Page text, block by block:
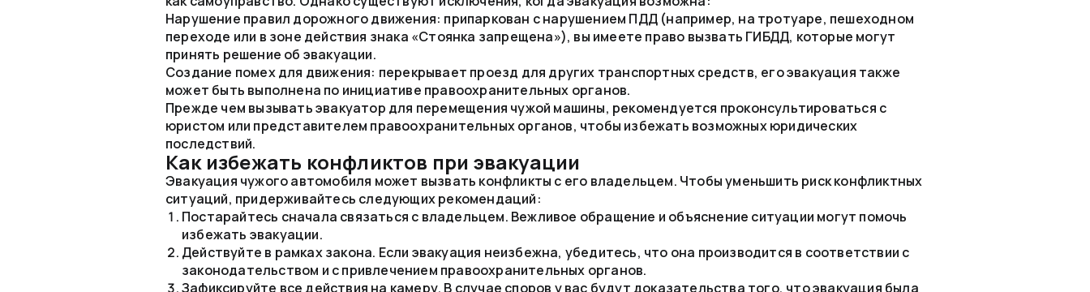
Нарушение правил дорожного движения: припаркован с нарушением ПДД (например, на тротуаре, пешеходном
переходе или в зоне действия знака «Стоянка запрещена»), вы имеете право вызвать ГИБДД, которые могут
принять решение об эвакуации.
Создание помех для движения: перекрывает проезд для других транспортных средств, его эвакуация также
может быть выполнена по инициативе правоохранительных органов.
Прежде чем вызывать эвакуатор для перемещения чужой машины, рекомендуется проконсультироваться с
юристом или представителем правоохранительных органов, чтобы избежать возможных юридических
последствий.
Как избежать конфликтов при эвакуации
Эвакуация чужого автомобиля может вызвать конфликты с его владельцем. Чтобы уменьшить риск конфликтных
ситуаций, придерживайтесь следующих рекомендаций:
Постарайтесь сначала связаться с владельцем. Вежливое обращение и объяснение ситуации могут помочь
избежать эвакуации.
Действуйте в рамках закона. Если эвакуация неизбежна, убедитесь, что она производится в соответствии с
законодательством и с привлечением правоохранительных органов.
Зафиксируйте все действия на камеру. В случае споров у вас будут доказательства того, что эвакуация была